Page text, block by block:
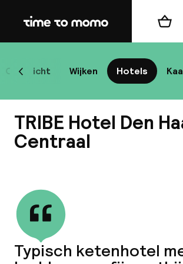
Home
Overzicht Wijken Hotels
Scroll naar links
TRIBE Hotel Den
Centraal
Typisch ketenhotel